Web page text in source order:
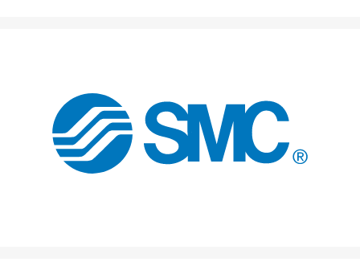
Weltweit führender Anbieter in der pneumatischen
Automatisierungstechnik.